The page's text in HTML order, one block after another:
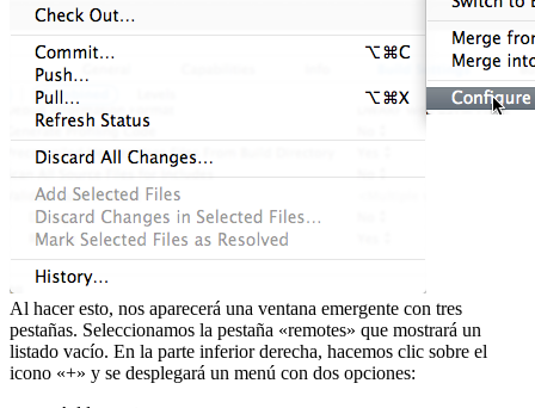
Al hacer esto, nos aparecerá una ventana emergente con tres
pestañas. Seleccionamos la pestaña «remotes» que mostrará un
listado vacío. En la parte inferior derecha, hacemos clic sobre el
icono «+» y se desplegará un menú con dos opciones: